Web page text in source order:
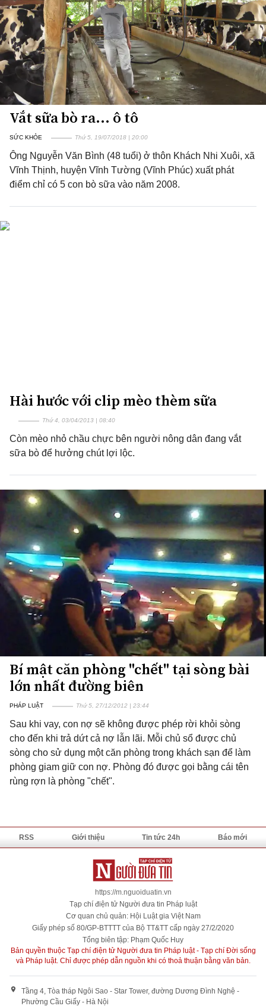
Vắt sữa bò ra... ô tô
SỨC KHỎE Thứ 5, 19/07/2018 | 20:00
Ông Nguyễn Văn Bình (48 tuổi) ở thôn Khách Nhi Xuôi, xã
Vĩnh Thịnh, huyện Vĩnh Tường (Vĩnh Phúc) xuất phát
điểm chỉ có 5 con bò sữa vào năm 2008.
Hài hước với clip mèo thèm sữa
Thứ 4, 03/04/2013 | 08:40
Còn mèo nhỏ chầu chực bên người nông dân đang vắt
sữa bò để hưởng chút lợi lộc.
Bí mật căn phòng "chết" tại sòng bài
lớn nhất đường biên
PHÁP LUẬT Thứ 5, 27/12/2012 | 23:44
Sau khi vay, con nợ sẽ không được phép rời khỏi sòng
cho đến khi trả dứt cả nợ lẫn lãi. Mỗi chủ sổ được chủ
sòng cho sử dụng một căn phòng trong khách sạn để làm
phòng giam giữ con nợ. Phòng đó được gọi bằng cái tên
rùng rợn là phòng "chết".
RSS Giới thiệu Tin tức 24h Báo mới
https://m.nguoiduatin.vn
Tạp chí điện tử Người đưa tin Pháp luật
Cơ quan chủ quản: Hội Luật gia Việt Nam
Giấy phép số 80/GP-BTTTT của Bộ TT&TT cấp ngày 27/2/2020
Tổng biên tập: Phạm Quốc Huy
Bản quyền thuộc Tạp chí điện tử Người đưa tin Pháp luật - Tạp chí Đời sống
và Pháp luật. Chỉ được phép dẫn nguồn khi có thoả thuận bằng văn bản.
Tầng 4, Tòa tháp Ngôi Sao - Star Tower, đường Dương Đình Nghệ -
Phường Cầu Giấy - Hà Nội